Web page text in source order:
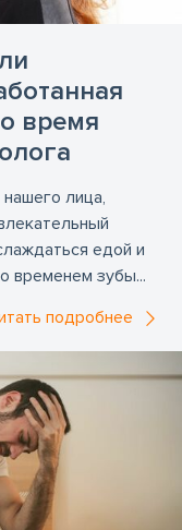
время
лица,
едой и
временем зубы...
подробнее